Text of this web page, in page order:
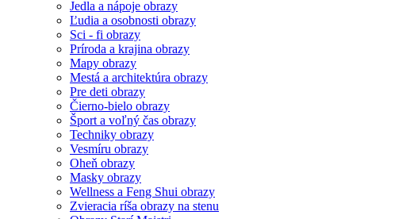
Jedla a nápoje obrazy
Ľudia a osobnosti obrazy
Sci - fi obrazy
Príroda a krajina obrazy
Mapy obrazy
Mestá a architektúra obrazy
Pre deti obrazy
Čierno-bielo obrazy
Šport a voľný čas obrazy
Techniky obrazy
Vesmíru obrazy
Oheň obrazy
Masky obrazy
Wellness a Feng Shui obrazy
Zvieracia ríša obrazy na stenu